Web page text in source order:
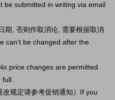
be submitted in writing via email
期, 否则作取消论, 需要根据取消
can't be changed after the
price changes are permitted
规定请参考促销通知）If you